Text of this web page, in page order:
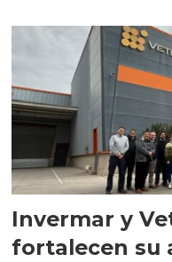
Invermar y
fortalecen su